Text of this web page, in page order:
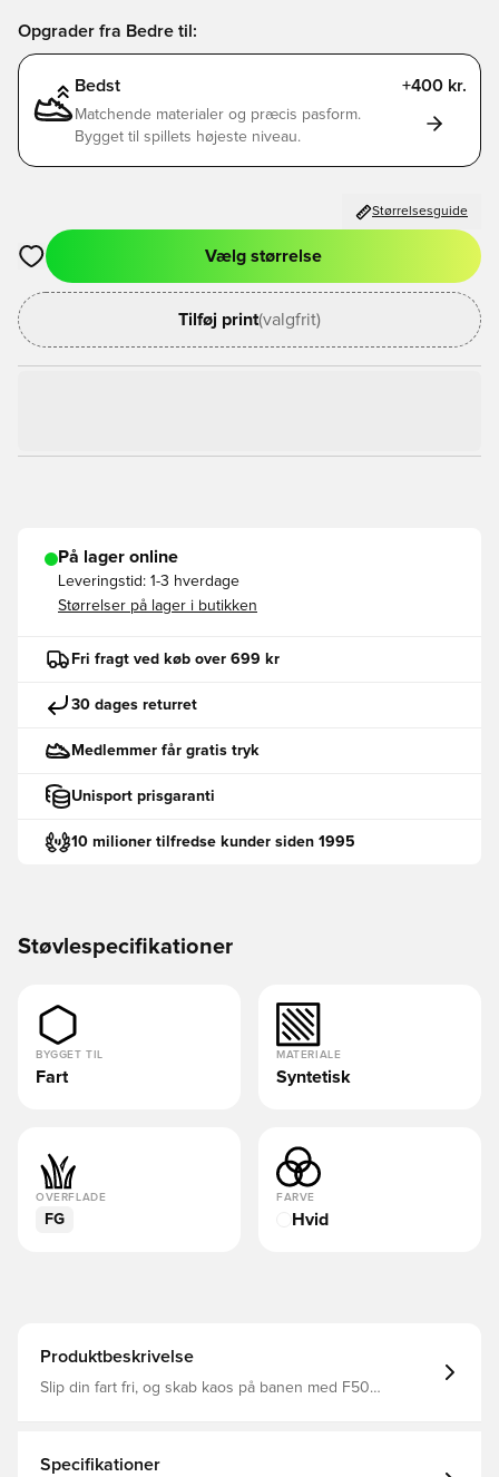
Opgrader fra Bedre til:
Bedst +400 kr.
Matchende materialer og præcis pasform.
Bygget til spillets højeste niveau.
Størrelsesguide
Åbner en Modal til at logge ind eller tilmelde dig som medlem
Vælg størrelse
Tilføj print(valgfrit)
På lager online
Leveringstid: 1-3 hverdage
Størrelser på lager i butikken
Fri fragt ved køb over 699 kr
30 dages returret
Medlemmer får gratis tryk
Unisport prisgaranti
10 milioner tilfredse kunder siden 1995
Støvlespecifikationer
BYGGET TIL
Fart
MATERIALE
Syntetisk
OVERFLADE
FG
FARVE
Hvid
Produktbeskrivelse
Slip din fart fri, og skab kaos på banen med F50
hurtige bevægelser og afgørende øjeblikke.De har en
Specifikationer